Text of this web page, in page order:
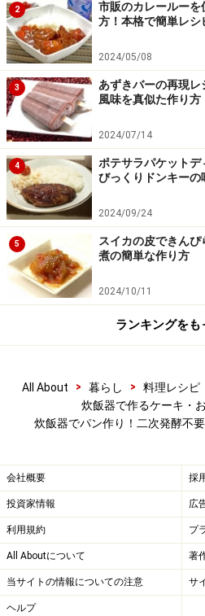
4
釜の汚れをふき取る
釜肌や外側についてる粉を布
する。
樹脂加工されていない内釜の
付く可能性があります。心配な
く油を塗ってください
5
保温12～3分→スイッチを
る
2
市販のカレールーを
方！本格で簡単レシ
2024/05/08
3
あずきバーの再現
風味を真似た作り方
2024/07/14
4
ポテサラパケット
びっくりドンキーの
2024/09/24
5
スイカの皮できん
煮の簡単な作り方
2024/10/11
ランキングをも
All About > 暮らし > 料理レシピ
炊飯器で作るケーキ・
炊飯器でパン作り！二次発酵不
会社概要 採
投資家情報 広
利用規約 プ
All Aboutについて 著
当サイトの情報についての注意 サ
ヘルプ